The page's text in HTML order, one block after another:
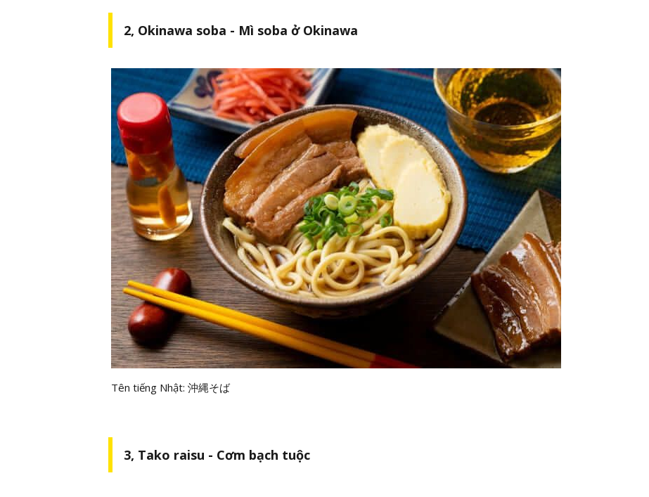
2, Okinawa soba - Mì soba ở Okinawa
Tên tiếng Nhật: 沖縄そば
3, Tako raisu - Cơm bạch tuộc